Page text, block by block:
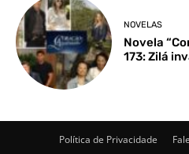
NOVELAS
Novela
173: Zilá
Política de Privacidade